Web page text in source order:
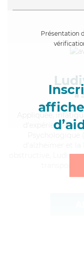
Présentation
à
,
d'expérience et
obstructive,
transports,